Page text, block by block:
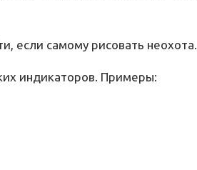
если самому рисовать неохота.
индикаторов. Примеры: